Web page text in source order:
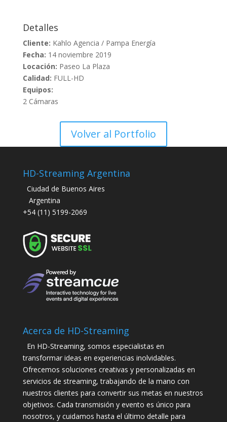
Detalles
Cliente: Kahlo Agencia / Pampa Energía
Fecha: 14 noviembre 2019
Locación: Paseo La Plaza
Calidad: FULL-HD
Equipos:
2 Cámaras
Volver al Portfolio
HD-Streaming Argentina
Ciudad de Buenos Aires
Argentina
+54 (11) 5199-2069
Acerca de HD-Streaming
En HD-Streaming, somos especialistas en
transformar ideas en experiencias inolvidables.
Ofrecemos soluciones creativas y personalizadas en
servicios de streaming, trabajando de la mano con
nuestros clientes para convertir sus metas en nuestros
objetivos. Cada transmisión y evento es único para
nosotros, y cuidamos hasta el último detalle para